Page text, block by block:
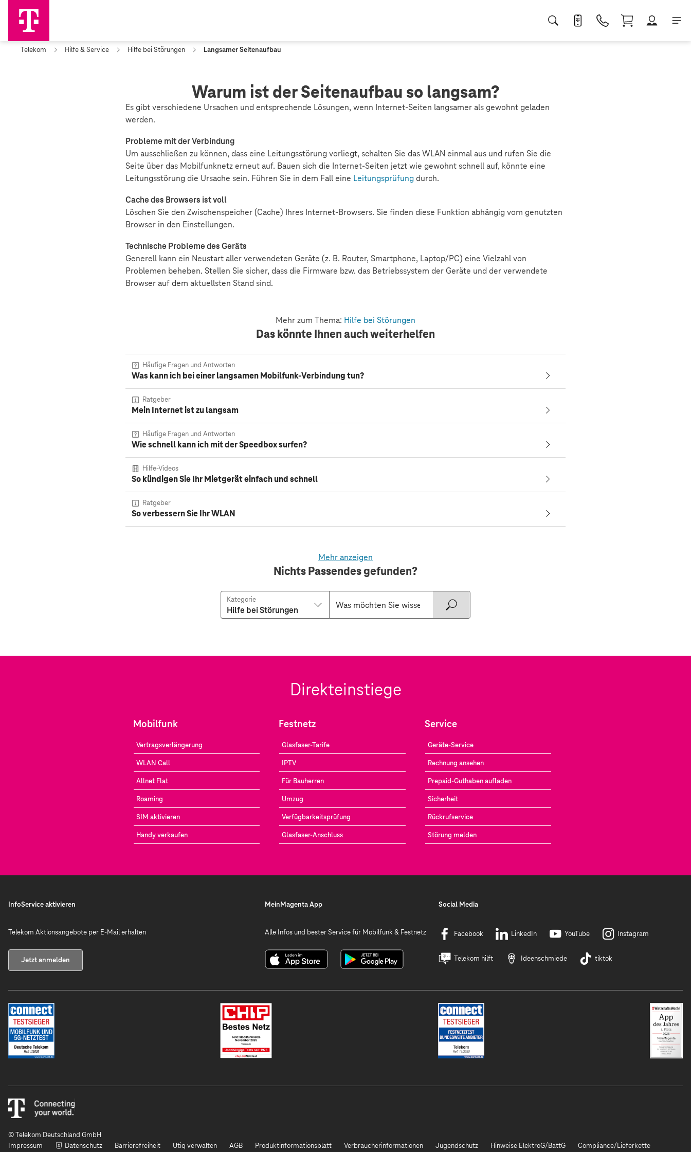
Telekom Hilfe & Service Hilfe bei Störungen Langsamer Seitenaufbau
Warum ist der Seitenaufbau so langsam?
Es gibt verschiedene Ursachen und entsprechende Lösungen, wenn Internet-Seiten langsamer als gewohnt geladen
werden.
Probleme mit der Verbindung
Um ausschließen zu können, dass eine Leitungsstörung vorliegt, schalten Sie das WLAN einmal aus und rufen Sie die
Seite über das Mobilfunknetz erneut auf. Bauen sich die Internet-Seiten jetzt wie gewohnt schnell auf, könnte eine
Leitungsstörung die Ursache sein. Führen Sie in dem Fall eine Leitungsprüfung durch.
Cache des Browsers ist voll
Löschen Sie den Zwischenspeicher (Cache) Ihres Internet-Browsers. Sie finden diese Funktion abhängig vom genutzten
Browser in den Einstellungen.
Technische Probleme des Geräts
Generell kann ein Neustart aller verwendeten Geräte (z. B. Router, Smartphone, Laptop/PC) eine Vielzahl von
Problemen beheben. Stellen Sie sicher, dass die Firmware bzw. das Betriebssystem der Geräte und der verwendete
Browser auf dem aktuellsten Stand sind.
Mehr zum Thema: Hilfe bei Störungen
Das könnte Ihnen auch weiterhelfen
Häufige Fragen und Antworten
Was kann ich bei einer langsamen Mobilfunk-Verbindung tun?
Ratgeber
Mein Internet ist zu langsam
Häufige Fragen und Antworten
Wie schnell kann ich mit der Speedbox surfen?
Hilfe-Videos
So kündigen Sie Ihr Mietgerät einfach und schnell
Ratgeber
So verbessern Sie Ihr WLAN
Mehr anzeigen
Nichts Passendes gefunden?
Hilfe bei Störungen
Kategorie
Direkteinstiege
Mobilfunk
Vertragsverlängerung
WLAN Call
Allnet Flat
Roaming
SIM aktivieren
Handy verkaufen
Festnetz
Glasfaser-Tarife
IPTV
Für Bauherren
Umzug
Verfügbarkeitsprüfung
Glasfaser-Anschluss
Service
Geräte-Service
Rechnung ansehen
Prepaid-Guthaben aufladen
Sicherheit
Rückrufservice
Störung melden
InfoService aktivieren
Telekom Aktionsangebote per E-Mail erhalten
Jetzt anmelden
MeinMagenta App
Alle Infos und bester Service für Mobilfunk & Festnetz
Social Media
Facebook LinkedIn YouTube Instagram
Telekom hilft Ideenschmiede tiktok
© Telekom Deutschland GmbH
Impressum
Datenschutz Barrierefreiheit Utiq verwalten AGB Produktinformationsblatt Verbraucherinformationen Jugendschutz Hinweise ElektroG/BattG Compliance/Lieferkette